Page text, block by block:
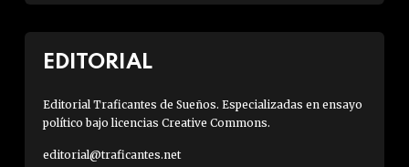
EDITORIAL
Editorial Traficantes de Sueños. Especializadas en ensayo
político bajo licencias Creative Commons.
editorial@traficantes.net